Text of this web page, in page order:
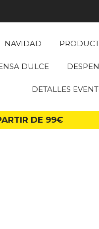
NAVIDAD
DULCE
DETALLES
DE 99€